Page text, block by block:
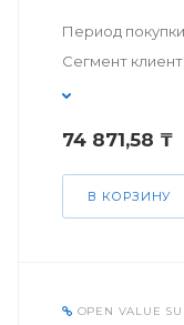
Период покупки
Сегмент
74 871,58 ₸
В КОРЗИНУ
OPEN VALUE